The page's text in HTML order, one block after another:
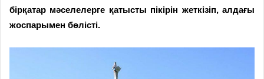
бірқатар мәселелерге қатысты пікірін жеткізіп, алдағы
жоспарымен бөлісті.